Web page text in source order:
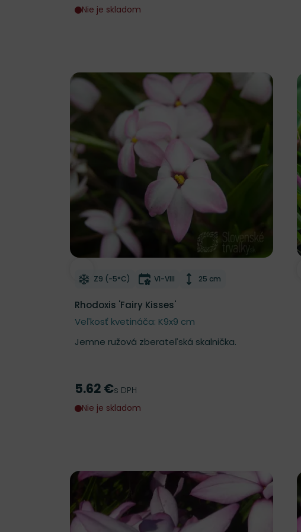
Nie je skladom
Odober do zoznamu želaní
Mrazuvzdornosť
Z9 (-5°C) Doba kvitnutia
VI-VIII Výška rastliny
25 cm
Rhodoxis 'Fairy Kisses'
Veľkosť kvetináča: K9x9 cm
Jemne ružová zberateľská skalnička.
Cena
5.62 €s DPH
Nie je skladom